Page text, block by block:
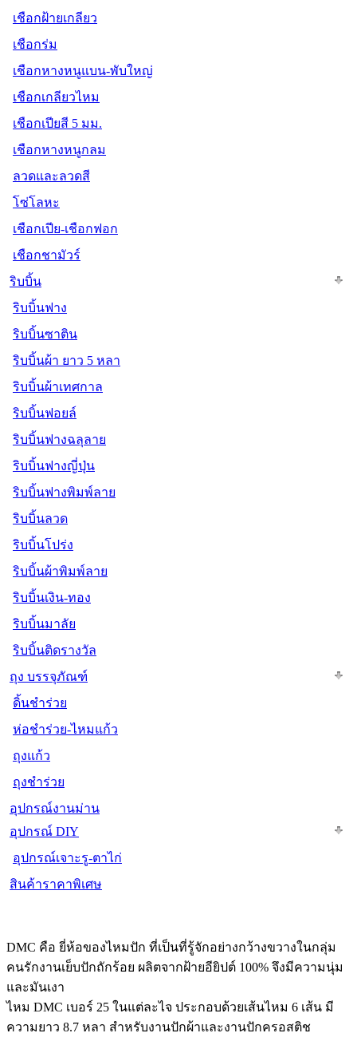
เชือกฝ้ายเกลียว
เชือกร่ม
เชือกหางหนูแบน-พับใหญ่
เชือกเกลียวไหม
เชือกเปียสี 5 มม.
เชือกหางหนูกลม
ลวดและลวดสี
โซ่โลหะ
เชือกเปีย-เชือกฟอก
เชือกชามัวร์
ริบบิ้น
ริบบิ้นฟาง
ริบบิ้นซาติน
ริบบิ้นผ้า ยาว 5 หลา
ริบบิ้นผ้าเทศกาล
ริบบิ้นฟอยล์
ริบบิ้นฟางฉลุลาย
ริบบิ้นฟางญี่ปุ่น
ริบบิ้นฟางพิมพ์ลาย
ริบบิ้นลวด
ริบบิ้นโปร่ง
ริบบิ้นผ้าพิมพ์ลาย
ริบบิ้นเงิน-ทอง
ริบบิ้นมาลัย
ริบบิ้นติดรางวัล
ถุง บรรจุภัณฑ์
ดิ้นชำร่วย
ห่อชำร่วย-ไหมแก้ว
ถุงแก้ว
ถุงชำร่วย
อุปกรณ์งานม่าน
อุปกรณ์ DIY
อุปกรณ์เจาะรู-ตาไก่
สินค้าราคาพิเศษ
DMC คือ ยี่ห้อของไหมปัก ที่เป็นที่รู้จักอย่างกว้างขวางในกลุ่ม
คนรักงานเย็บปักถักร้อย ผลิตจากฝ้ายอียิปต์ 100% จึงมีความนุ่ม
และมันเงา
ไหม DMC เบอร์ 25 ในแต่ละไจ ประกอบด้วยเส้นไหม 6 เส้น มี
ความยาว 8.7 หลา สำหรับงานปักผ้าและงานปักครอสติช